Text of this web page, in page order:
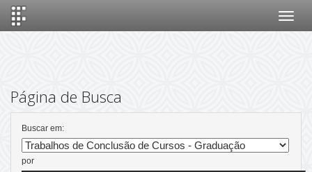
Página de Busca
Buscar em:
por